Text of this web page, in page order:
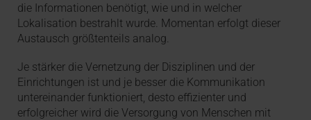
die Informationen be­nötigt, wie und in welcher
Lokalisation bestrahlt wurde. Momentan erfolgt dieser
Austausch größtenteils analog.
Je stärker die Vernetzung der Disziplinen und der
Einrichtungen ist und je besser die Kommunikation
untereinander funktioniert, desto effizienter und
erfolgreicher wird die Versorgung von Menschen mit